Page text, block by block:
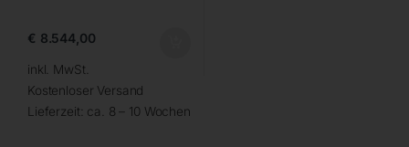
€ 8.544,00
inkl. MwSt.
Kostenloser Versand
Lieferzeit: ca. 8 – 10 Wochen